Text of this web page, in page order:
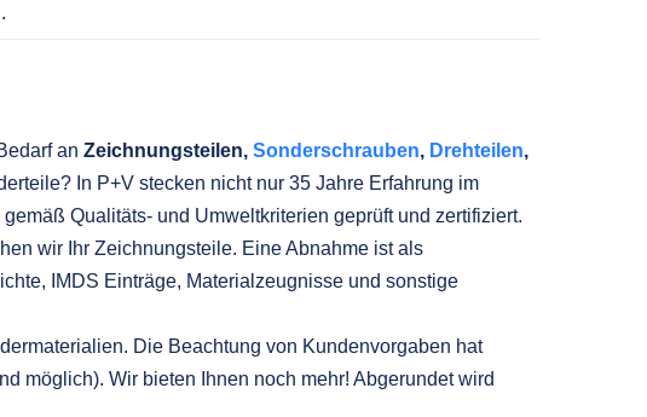
an Zeichnungsteilen, Sonderschrauben, Drehteilen,
In P+V stecken nicht nur 35 Jahre Erfahrung im
Qualitäts- und Umweltkriterien geprüft und zertifiziert.
wir Ihr Zeichnungsteile. Eine Abnahme ist als
IMDS Einträge, Materialzeugnisse und sonstige
Die Beachtung von Kundenvorgaben hat
möglich). Wir bieten Ihnen noch mehr! Abgerundet wird